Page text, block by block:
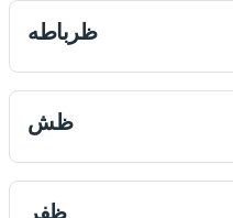
ظرباطه
ظش
ظفر